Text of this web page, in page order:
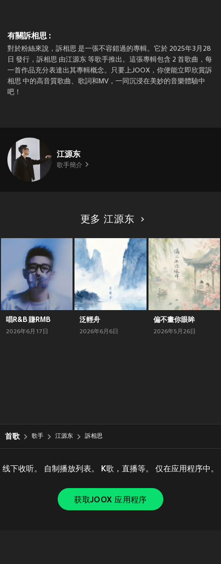
有關訴相思 :
對於粉絲來說，訴相思 是一張不容錯過的專輯。它於 2025年3月28
日 發行，訴相思 由江源东 等歌手推出。這張專輯包含 2 首歌曲，每
一首作品充分表達出其專輯概念。只要上JOOX，你便能立即欣賞訴
相思 中的高音質歌曲、歌詞和MV，一同沉浸在美妙的音樂體驗中
吧！
江源东
歌手簡介
更多 江源东
唱R&B 賺RMB
2026年6月17日
泛輕舟
2026年6月6日
偏不畫你眼眸
2026年5月26日
首歌 歌手 江源东 訴相思
线下收听。 自制播放列表。 K歌，直播等。 仅在应用程序中。
获取JOOX 应用程序